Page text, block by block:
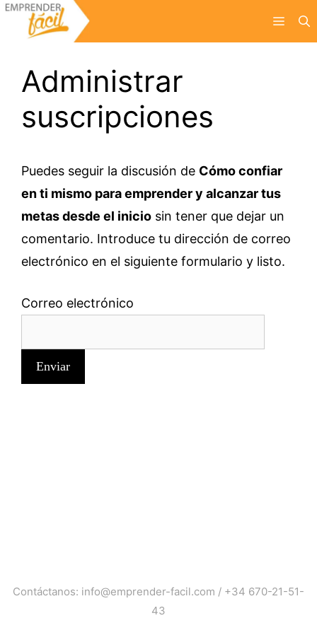
Saltar
Menú
Administrar
suscripciones
Puedes seguir la discusión de Cómo confiar
en ti mismo para emprender y alcanzar tus
metas desde el inicio sin tener que dejar un
comentario. Introduce tu dirección de correo
electrónico en el siguiente formulario y listo.
Correo electrónico
Contáctanos: info@emprender-facil.com / +34 670-21-51-
43